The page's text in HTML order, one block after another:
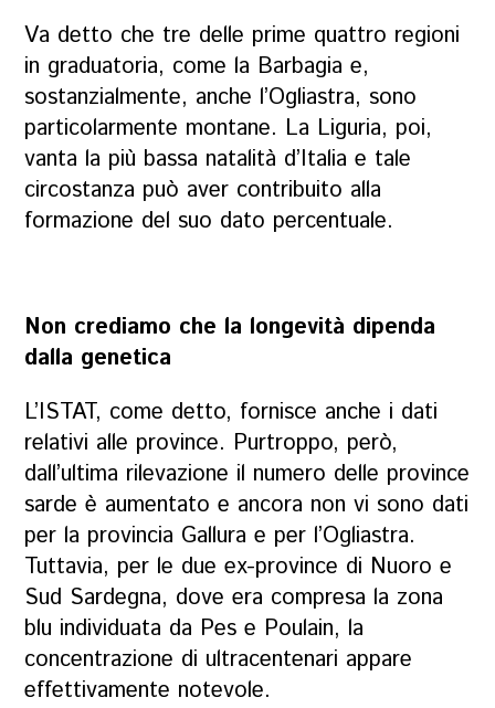
Va detto che tre delle prime quattro regioni
in graduatoria, come la Barbagia e,
sostanzialmente, anche l’Ogliastra, sono
particolarmente montane. La Liguria, poi,
vanta la più bassa natalità d’Italia e tale
circostanza può aver contribuito alla
formazione del suo dato percentuale.
Non crediamo che la longevità dipenda
dalla genetica
L’ISTAT, come detto, fornisce anche i dati
relativi alle province. Purtroppo, però,
dall’ultima rilevazione il numero delle province
sarde è aumentato e ancora non vi sono dati
per la provincia Gallura e per l’Ogliastra.
Tuttavia, per le due ex-province di Nuoro e
Sud Sardegna, dove era compresa la zona
blu individuata da Pes e Poulain, la
concentrazione di ultracentenari appare
effettivamente notevole.